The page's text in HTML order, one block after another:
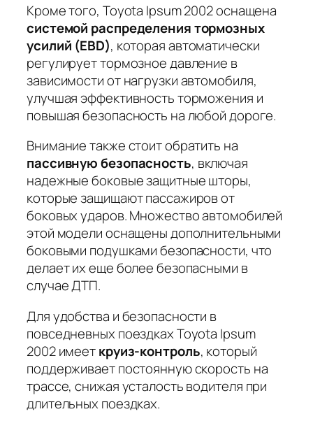
Кроме того, Toyota Ipsum 2002 оснащена
системой распределения тормозных
усилий (EBD), которая автоматически
регулирует тормозное давление в
зависимости от нагрузки автомобиля,
улучшая эффективность торможения и
повышая безопасность на любой дороге.
Внимание также стоит обратить на
пассивную безопасность, включая
надежные боковые защитные шторы,
которые защищают пассажиров от
боковых ударов. Множество автомобилей
этой модели оснащены дополнительными
боковыми подушками безопасности, что
делает их еще более безопасными в
случае ДТП.
Для удобства и безопасности в
повседневных поездках Toyota Ipsum
2002 имееткруиз-контроль, который
поддерживает постоянную скорость на
трассе, снижая усталость водителя при
длительных поездках.